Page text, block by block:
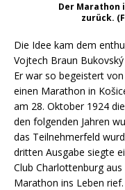
Der Marathon
zurück.
Die Idee kam dem
Vojtech Braun
Er war so begeistert
einen Marathon in
am 28. Oktober 1924
den folgenden Jahren
das Teilnehmerfeld
dritten Ausgabe siegte
Club Charlottenburg
Marathon ins Leben rief.